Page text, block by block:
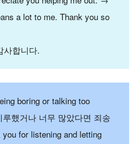
a lot to me. Thank you so
사합니다.
boring or talking too
했거나 너무 많았다면 죄송
for listening and letting